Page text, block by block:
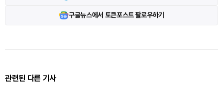
구글뉴스에서 토큰포스트 팔로우하기
관련된 다른 기사